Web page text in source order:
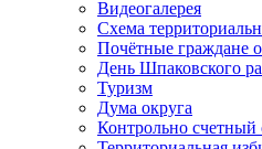
Видеогалерея
Схема
Почётные граждане
День Шпаковского
Туризм
Дума округа
Контрольно счетный